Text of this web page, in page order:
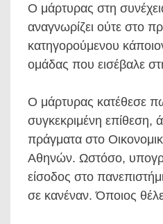
Ο μάρτυρας στη
αναγνωρίζει ούτε στο
κατηγορούμενου
ομάδας που εισέβαλε
Ο μάρτυρας κατέθεσε
συγκεκριμένη επίθεση,
πράγματα στο
Αθηνών. Ωστόσο,
είσοδος στο
σε κανέναν. Όποιος